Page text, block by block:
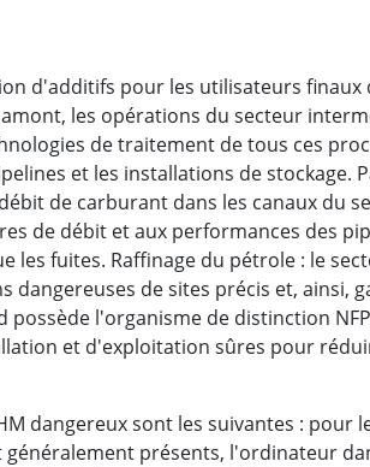
d'additifs pour les utilisateurs
les opérations du secteur
de traitement de tous ces
et les installations de stockage.
de carburant dans les canaux du
de débit et aux performances des
fuites. Raffinage du pétrole : le
dangereuses de sites précis et, ainsi,
l'organisme de distinction
et d'exploitation sûres pour
dangereux sont les suivantes : pour
présents, l'ordinateur